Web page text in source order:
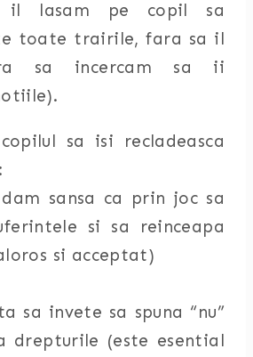
il lasam pe copil sa
toate trairile, fara sa il
sa incercam sa ii
sa isi recladeasca
sansa ca prin joc sa
si sa reinceapa
si acceptat)
sa invete sa spuna “nu”
drepturile (este esential